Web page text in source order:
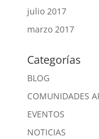
julio 2017
marzo 2017
Categorías
BLOG
COMUNIDADES
EVENTOS
NOTICIAS